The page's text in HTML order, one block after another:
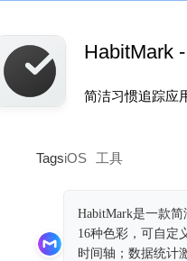
HabitMark
简洁习惯追踪应
TagsiOS 工具
HabitMark是一款
16种色彩，可自定
时间轴；数据统计